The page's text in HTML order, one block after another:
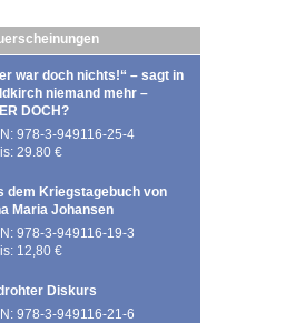
war doch nichts!“ – sagt in
niemand mehr –
DOCH?
978-3-949116-25-4
29.80 €
dem Kriegstagebuch von
Maria Johansen
978-3-949116-19-3
12,80 €
Diskurs
978-3-949116-21-6